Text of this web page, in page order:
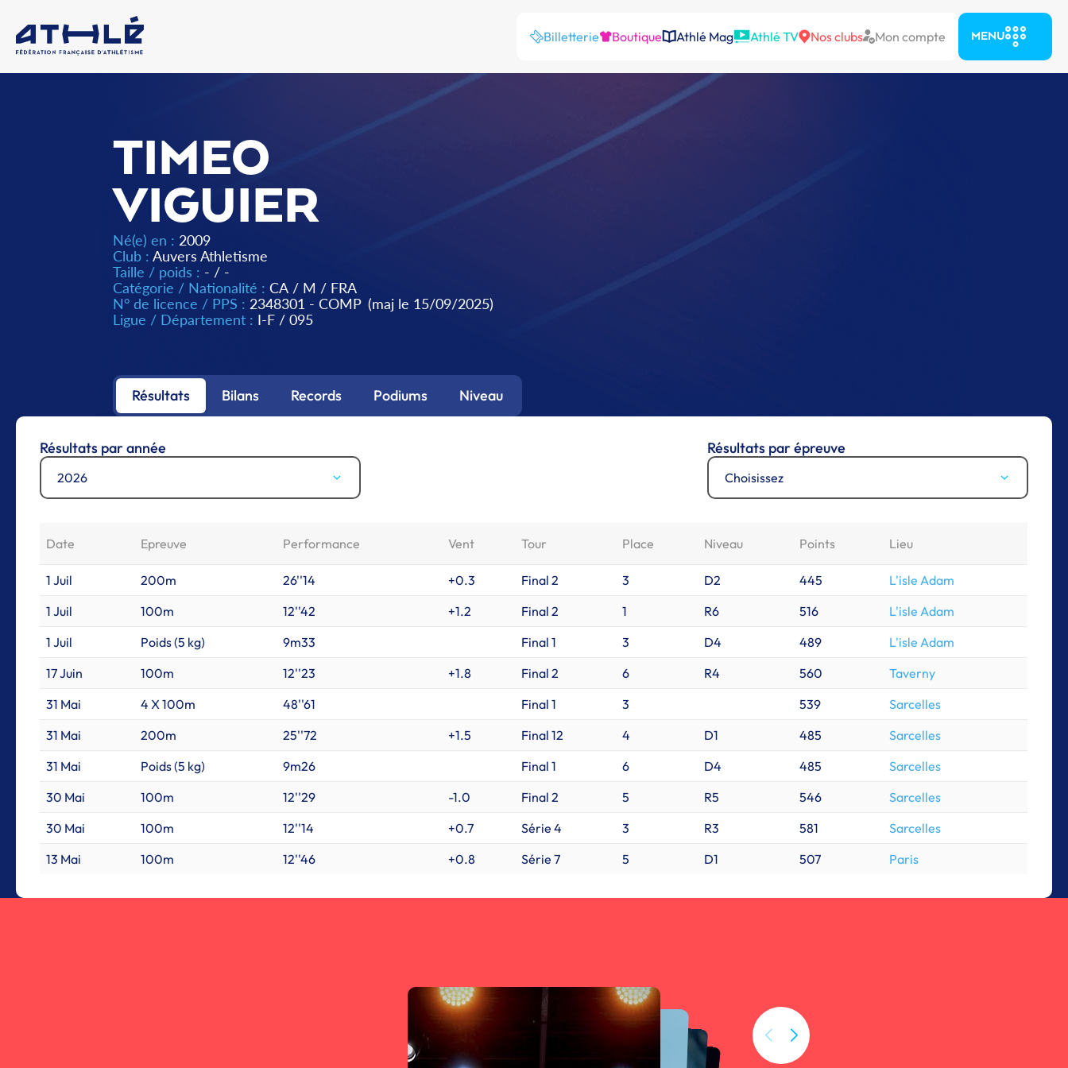
Billetterie Boutique Athlé Mag Athlé TV Nos clubs Mon compte MENU
TIMEO
VIGUIER
Né(e) en : 2009
Club :Auvers Athletisme
Taille / poids : - / -
Catégorie / Nationalité :CA / M / FRA
N° de licence / PPS : 2348301 - COMP (maj le 15/09/2025)
Ligue / Département : I-F / 095
Résultats Bilans Records Podiums Niveau
Résultats par année
2026
Résultats par épreuve
Choisissez
Date Epreuve Performance Vent Tour Place Niveau Points Lieu
1 Juil 200m 26''14 +0.3 Final 2 3 D2 445
L'isle Adam
1 Juil
100m 12''42 +1.2 Final 2 1 R6 516
L'isle Adam
1 Juil
Poids (5 kg) 9m33 Final 1 3 D4 489
L'isle Adam
17 Juin
100m 12''23 +1.8 Final 2 6 R4 560
Taverny
31 Mai
4 X 100m 48''61 Final 1 3 539
Sarcelles
31 Mai
200m 25''72 +1.5 Final 12 4 D1 485
Sarcelles
31 Mai
Poids (5 kg) 9m26 Final 1 6 D4 485
Sarcelles
30 Mai
100m 12''29 -1.0 Final 2 5 R5 546
Sarcelles
30 Mai
100m 12''14 +0.7 Série 4 3 R3 581
Sarcelles
13 Mai
100m 12''46 +0.8 Série 7 5 D1 507 Paris